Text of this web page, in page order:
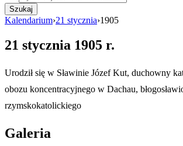
Szukaj
Kalendarium›21 stycznia›1905
21 stycznia 1905 r.
Urodził się w Sławinie Józef Kut, duchowny
obozu koncentracyjnego w Dachau,
rzymskokatolickiego
Galeria